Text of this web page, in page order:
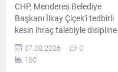
CHP, Menderes Belediye
Başkanı İlkay Çiçek'i tedbirli
kesin ihraç talebiyle disipline
sevk etti. Kararın, parti
ilkeleri ve örgüt disiplini
kapsamında yapılan
07.08.2026
0
160